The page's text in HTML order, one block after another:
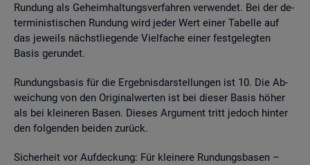
Run­dung als Ge­heim­hal­tungs­ver­fah­ren ver­wen­det. Bei der de­
ter­mi­nis­ti­schen Run­dung wird jeder Wert einer Ta­bel­le auf
das je­weils nächst­lie­gen­de Viel­fa­che einer fest­ge­leg­ten
Basis ge­run­det.
Run­dungs­ba­sis für die Er­geb­nis­dar­stel­lun­gen ist 10. Die Ab­
wei­chung von den Ori­gi­nal­wer­ten ist bei die­ser Basis höher
als bei klei­ne­ren Basen. Die­ses Ar­gu­ment tritt je­doch hin­ter
den fol­gen­den bei­den zu­rück.
Si­cher­heit vor Auf­de­ckung: Für klei­ne­re Run­dungs­ba­sen –